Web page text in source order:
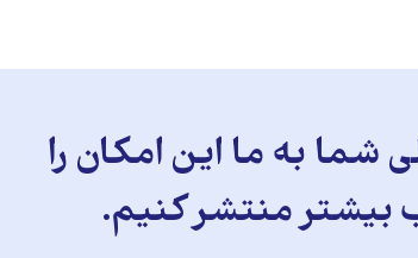
به ما این امکان را
بیشتر منتشر کنیم.